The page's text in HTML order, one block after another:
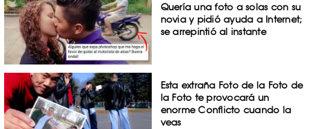
Quería una foto a solas con su
novia y pidió ayuda a Internet;
se arrepintió al instante
Esta extraña Foto de la Foto de
la Foto te provocará un
enorme Conflicto cuando la
veas